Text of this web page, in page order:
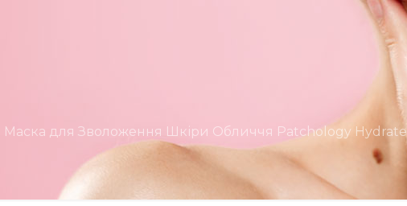
Маска для Зволоження Шкіри Обличчя Patchology